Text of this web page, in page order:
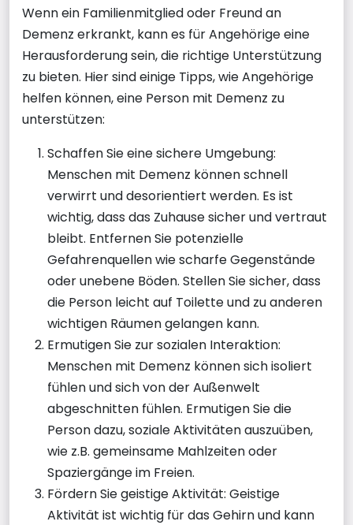
Wenn ein Familienmitglied oder Freund an
Demenz erkrankt, kann es für Angehörige eine
Herausforderung sein, die richtige Unterstützung
zu bieten. Hier sind einige Tipps, wie Angehörige
helfen können, eine Person mit Demenz zu
unterstützen:
Schaffen Sie eine sichere Umgebung:
Menschen mit Demenz können schnell
verwirrt und desorientiert werden. Es ist
wichtig, dass das Zuhause sicher und vertraut
bleibt. Entfernen Sie potenzielle
Gefahrenquellen wie scharfe Gegenstände
oder unebene Böden. Stellen Sie sicher, dass
die Person leicht auf Toilette und zu anderen
wichtigen Räumen gelangen kann.
Ermutigen Sie zur sozialen Interaktion:
Menschen mit Demenz können sich isoliert
fühlen und sich von der Außenwelt
abgeschnitten fühlen. Ermutigen Sie die
Person dazu, soziale Aktivitäten auszuüben,
wie z.B. gemeinsame Mahlzeiten oder
Spaziergänge im Freien.
Fördern Sie geistige Aktivität: Geistige
Aktivität ist wichtig für das Gehirn und kann